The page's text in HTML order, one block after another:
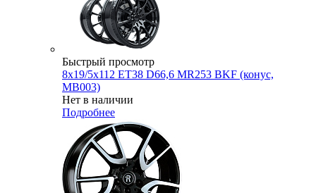
Быстрый просмотр
8x19/5x112 ET38 D66,6 MR253 BKF (конус,
MB003)
Нет в наличии
Подробнее